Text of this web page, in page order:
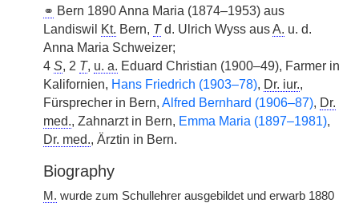
⚭ Bern 1890 Anna Maria (1874–1953) aus
Landiswil
Kt. Bern, Td. Ulrich Wyss ausA. u. d.
Anna Maria Schweizer;
4 S, 2 T, u. a. Eduard Christian (1900–49), Farmer in
Kalifornien, Hans Friedrich (1903–78), Dr. iur.,
Fürsprecher in Bern, Alfred Bernhard (1906–87), Dr.
med., Zahnarzt in Bern, Emma Maria (1897–1981),
Dr. med., Ärztin in Bern.
Biography
M. wurde zum Schullehrer ausgebildet und erwarb 1880